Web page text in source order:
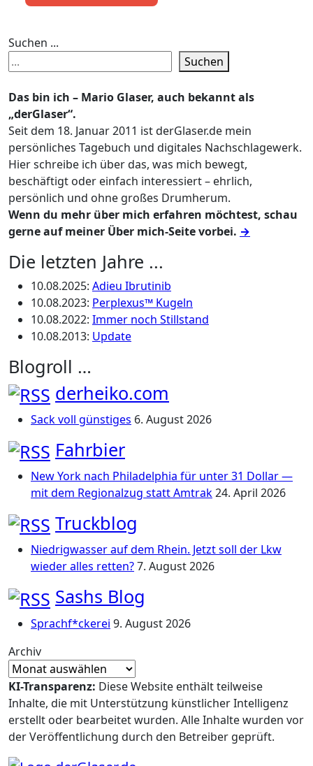
Suchen ...
Suchen
Das bin ich – Mario Glaser, auch bekannt als
„derGlaser“.
Seit dem 18. Januar 2011 ist derGlaser.de mein
persönliches Tagebuch und digitales Nachschlagewerk.
Hier schreibe ich über das, was mich bewegt,
beschäftigt oder einfach interessiert – ehrlich,
persönlich und ohne großes Drumherum.
Wenn du mehr über mich erfahren möchtest, schau
gerne auf meiner Über mich-Seite vorbei. →
Die letzten Jahre ...
10.08.2025: Adieu Ibrutinib
10.08.2023: Perplexus™ Kugeln
10.08.2022: Immer noch Stillstand
10.08.2013: Update
Blogroll …
derheiko.com
Sack voll günstiges 6. August 2026
Fahrbier
New York nach Philadelphia für unter 31 Dollar —
mit dem Regionalzug statt Amtrak24. April 2026
Truckblog
Niedrigwasser auf dem Rhein. Jetzt soll der Lkw
wieder alles retten?7. August 2026
Sashs Blog
Sprachf*ckerei 9. August 2026
Archiv
KI-Transparenz: Diese Website enthält teilweise
Inhalte, die mit Unterstützung künstlicher Intelligenz
erstellt oder bearbeitet wurden. Alle Inhalte wurden vor
der Veröffentlichung durch den Betreiber geprüft.